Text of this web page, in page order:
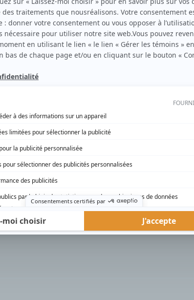
à son petit écran. Celui qu’on surnomme parfois «l’encyclopédie de
Sa spécialité: la télé québécoise. On peut l’entendre régulièrement